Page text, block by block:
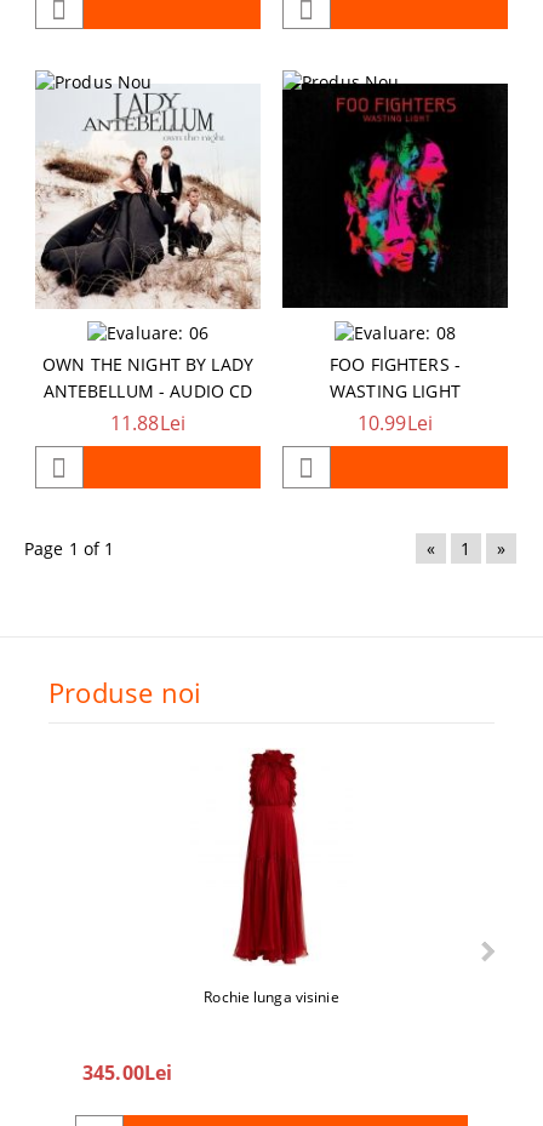
OWN THE NIGHT BY LADY
ANTEBELLUM - AUDIO CD
11.88Lei
FOO FIGHTERS -
WASTING LIGHT
10.99Lei
Page 1 of 1 « 1 »
Produse noi
Rochie lunga visinie
345.00Lei